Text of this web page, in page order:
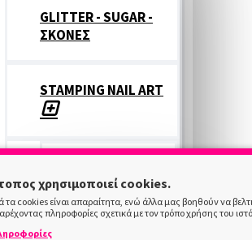
GLITTER - SUGAR -
ΣΚΟΝΕΣ
STAMPING NAIL ART
COLOR
χρησιμοποιεί cookies.
τα cookies είναι απαραίτητα, ενώ άλλα μας βοηθούν να
πληροφορίες σχετικά με τον τρόπο χρήσης του